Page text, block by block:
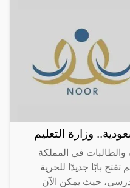
وزارة التعليم
في المملكة
تفتح بابًا جديدًا للحرية
حيث يمكن الآن